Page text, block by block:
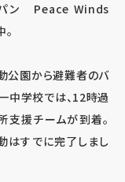
パン Peace Winds
公園から避難者のバ
中学校では、12時過
援チームが到着。
はすでに完了しまし